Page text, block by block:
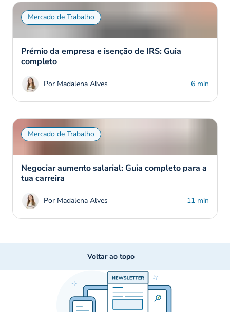
Mercado de Trabalho
Prémio da empresa e isenção de IRS: Guia
completo
Por Madalena Alves 6 min
Mercado de Trabalho
Negociar aumento salarial: Guia completo para a
tua carreira
Por Madalena Alves 11 min
Voltar ao topo